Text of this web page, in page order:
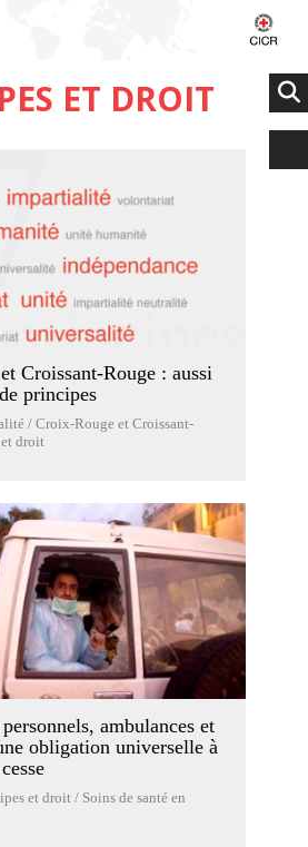
ET DROIT
Croissant-Rouge : aussi
principes
/ Croix-Rouge et Croissant-
droit
ambulances et
obligation universelle à
et droit / Soins de santé en